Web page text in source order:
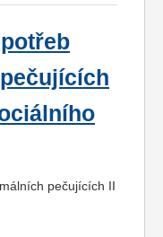
pečujících II